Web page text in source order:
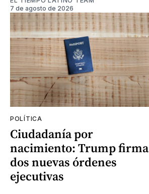
7 de agosto de 2026
POLÍTICA
Ciudadanía por
nacimiento: Trump firma
dos nuevas órdenes
ejecutivas